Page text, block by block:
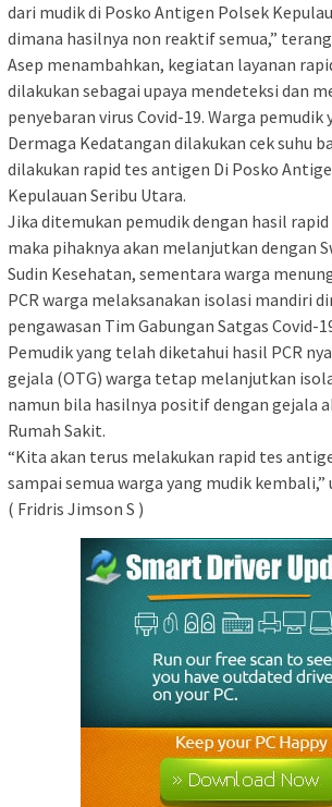
dari mudik di Posko Antigen Polsek
dimana hasilnya non reaktif semua,”
Asep menambahkan, kegiatan layanan
dilakukan sebagai upaya mendeteksi dan
penyebaran virus Covid-19. Warga pemudik
Dermaga Kedatangan dilakukan cek suhu
dilakukan rapid tes antigen Di Posko
Kepulauan Seribu Utara.
Jika ditemukan pemudik dengan hasil
maka pihaknya akan melanjutkan dengan
Sudin Kesehatan, sementara warga
PCR warga melaksanakan isolasi mandiri
pengawasan Tim Gabungan Satgas Covid-
Pemudik yang telah diketahui hasil PCR
gejala (OTG) warga tetap melanjutkan
namun bila hasilnya positif dengan gejala
Rumah Sakit.
“Kita akan terus melakukan rapid tes
sampai semua warga yang mudik kembali,”
( Fridris Jimson S )